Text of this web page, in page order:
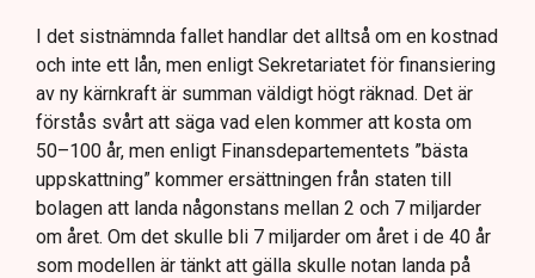
I det sistnämnda fallet handlar det alltså om en kostnad
och inte ett lån, men enligt Sekretariatet för finansiering
av ny kärnkraft är summan väldigt högt räknad. Det är
förstås svårt att säga vad elen kommer att kosta om
50–100 år, men enligt Finansdepartementets ”bästa
uppskattning” kommer ersättningen från staten till
bolagen att landa någonstans mellan 2 och 7 miljarder
om året. Om det skulle bli 7 miljarder om året i de 40 år
som modellen är tänkt att gälla skulle notan landa på